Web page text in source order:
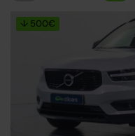
↓ 500€